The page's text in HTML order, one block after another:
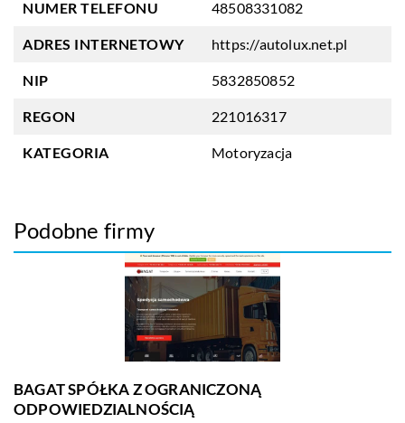
NUMER TELEFONU 48508331082
ADRES INTERNETOWY https://autolux.net.pl
NIP 5832850852
REGON 221016317
KATEGORIA Motoryzacja
Podobne firmy
BAGAT SPÓŁKA Z OGRANICZONĄ
ODPOWIEDZIALNOŚCIĄ